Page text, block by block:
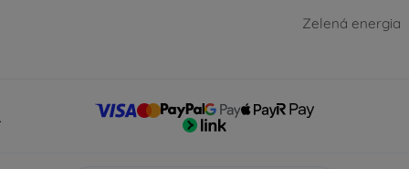
Zelená energia